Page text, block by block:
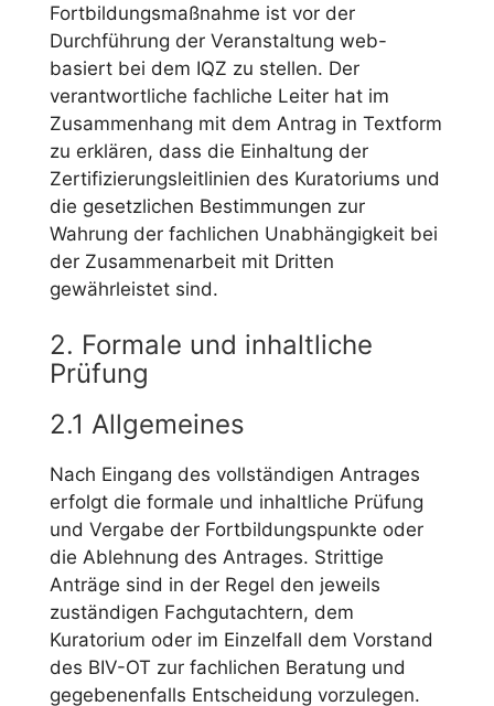
Fortbildungsmaßnahme ist vor der
Durchführung der Veranstaltung web-
basiert bei dem IQZ zu stellen. Der
verantwortliche fachliche Leiter hat im
Zusammenhang mit dem Antrag in Textform
zu erklären, dass die Einhaltung der
Zertifizierungsleitlinien des Kuratoriums und
die gesetzlichen Bestimmungen zur
Wahrung der fachlichen Unabhängigkeit bei
der Zusammenarbeit mit Dritten
gewährleistet sind.
2. Formale und inhaltliche
Prüfung
2.1 Allgemeines
Nach Eingang des vollständigen Antrages
erfolgt die formale und inhaltliche Prüfung
und Vergabe der Fortbildungspunkte oder
die Ablehnung des Antrages. Strittige
Anträge sind in der Regel den jeweils
zuständigen Fachgutachtern, dem
Kuratorium oder im Einzelfall dem Vorstand
des BIV-OT zur fachlichen Beratung und
gegebenenfalls Entscheidung vorzulegen.